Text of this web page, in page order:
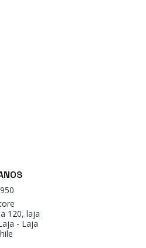
120, laja
- Laja